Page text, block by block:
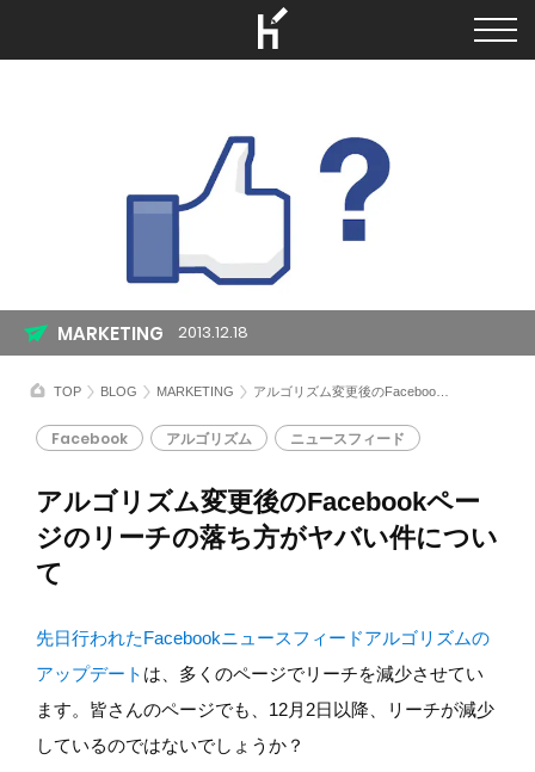
TOP BLOG MARKETING アルゴリズム変更後のFacebookページのリーチの落ち方がヤバい件について
アルゴリズム変更後のFacebookペー
ジのリーチの落ち方がヤバい件につい
て
Facebook アルゴリズム ニュースフィード
MARKETING 2013.12.18
先日行われたFacebookニュースフィードアルゴリズムの
アップデート は、多くのページでリーチを減少させてい
ます。皆さんのページでも、12月2日以降、リーチが減少
しているのではないでしょうか？